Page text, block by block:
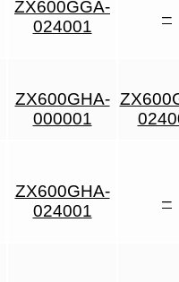
ZX600GGA-
024001
–
ZX600GHA-
000001
ZX600GHA-
024001
–